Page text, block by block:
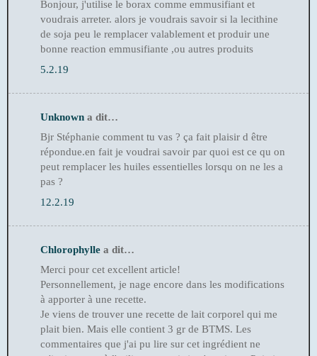
Bonjour, j'utilise le borax comme emmusifiant et
voudrais arreter. alors je voudrais savoir si la lecithine
de soja peu le remplacer valablement et produir une
bonne reaction emmusifiante ,ou autres produits
5.2.19
Unknown a dit…
Bjr Stéphanie comment tu vas ? ça fait plaisir d être
répondue.en fait je voudrai savoir par quoi est ce qu on
peut remplacer les huiles essentielles lorsqu on ne les a
pas ?
12.2.19
Chlorophylle a dit…
Merci pour cet excellent article!
Personnellement, je nage encore dans les modifications
à apporter à une recette.
Je viens de trouver une recette de lait corporel qui me
plait bien. Mais elle contient 3 gr de BTMS. Les
commentaires que j'ai pu lire sur cet ingrédient ne